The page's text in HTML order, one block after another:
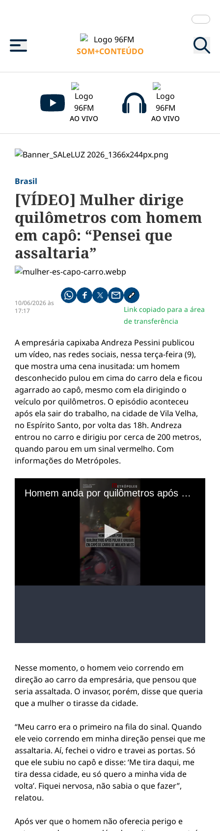
Menu
SOM+CONTEÚDO
AO VIVO AO VIVO
Brasil
[VÍDEO] Mulher dirige
quilômetros com homem
em capô: “Pensei que
assaltaria”
10/06/2026 às
17:17
Compartilhe pelo whatsapp
Compartilhar no facebook
Compartilhar no twitter
Compartilhe pelo email
Copiar link da notícia
Link copiado para a área
de transferência
A empresária capixaba Andreza Pessini publicou
um vídeo, nas redes sociais, nessa terça-feira (9),
que mostra uma cena inusitada: um homem
desconhecido pulou em cima do carro dela e ficou
agarrado ao capô, mesmo com ela dirigindo o
veículo por quilômetros. O episódio aconteceu
após ela sair do trabalho, na cidade de Vila Velha,
no Espírito Santo, por volta das 18h. Andreza
entrou no carro e dirigiu por cerca de 200 metros,
quando parou em um sinal vermelho. Com
informações do Metrópoles.
Nesse momento, o homem veio correndo em
direção ao carro da empresária, que pensou que
seria assaltada. O invasor, porém, disse que queria
que a mulher o tirasse da cidade.
“Meu carro era o primeiro na fila do sinal. Quando
ele veio correndo em minha direção pensei que me
assaltaria. Aí, fechei o vidro e travei as portas. Só
que ele subiu no capô e disse: ‘Me tira daqui, me
tira dessa cidade, eu só quero a minha vida de
volta’. Fiquei nervosa, não sabia o que fazer”,
relatou.
Após ver que o homem não oferecia perigo e